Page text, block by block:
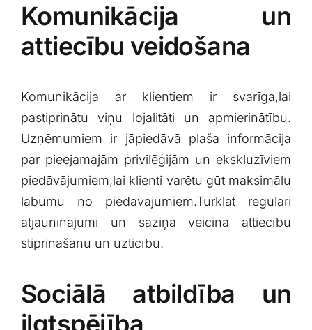
Komunikācija ⁣un
attiecību veidošana
Komunikācija ar klientiem ir svarīga,lai‍
pastiprinātu viņu lojalitāti‍ un ‍apmierinātību.
Uzņēmumiem ir jāpiedāvā plaša ‍informācija⁤
par pieejamajām privilēģijām un ekskluzīviem
piedāvājumiem,lai klienti varētu gūt maksimālu
labumu ⁣no ⁤piedāvājumiem.Turklāt regulāri
⁤atjauninājumi un saziņa veicina ⁢attiecību
stiprināšanu un‍ uzticību.
Sociālā atbildība un⁣